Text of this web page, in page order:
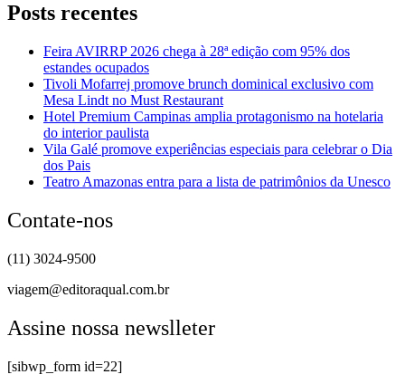
Posts recentes
Feira AVIRRP 2026 chega à 28ª edição com 95% dos
estandes ocupados
Tivoli Mofarrej promove brunch dominical exclusivo com
Mesa Lindt no Must Restaurant
Hotel Premium Campinas amplia protagonismo na hotelaria
do interior paulista
Vila Galé promove experiências especiais para celebrar o Dia
dos Pais
Teatro Amazonas entra para a lista de patrimônios da Unesco
Contate-nos
(11) 3024-9500
viagem@editoraqual.com.br
Assine nossa newslleter
[sibwp_form id=22]